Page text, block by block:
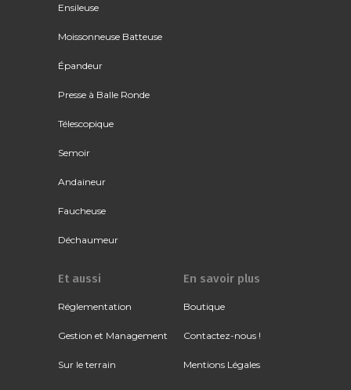
Ensileuse
Moissonneuse Batteuse
Épandeur
Presse à Balle Ronde
Télescopique
Semoir
Andaineur
Faucheuse
Déchaumeur
Et aussi
Réglementation
Gestion et Management
Sur le terrain
En savoir plus
Boutique
Contactez-nous !
Mentions Légales